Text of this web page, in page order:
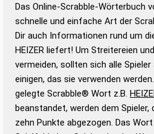
Wortwurzel liefert mit Hilfe
Wortanalyse-Algorithmus gute
Wortbedeutung, Worttrennung
Gültigkeit eines Wortes für das
bestimmen!
zugelassene
Wörterbücher sind:
Duden –
Duden –
Das Online-Scrabble-Wörterbuch
schnelle und einfache Art der
Dir auch Informationen rund um
HEIZER liefert! Um Streitereien
vermeiden, sollten sich alle
einigen, das sie verwenden
gelegte Scrabble® Wort z.B.
beanstandet, werden dem
zehn Punkte abgezogen. Das